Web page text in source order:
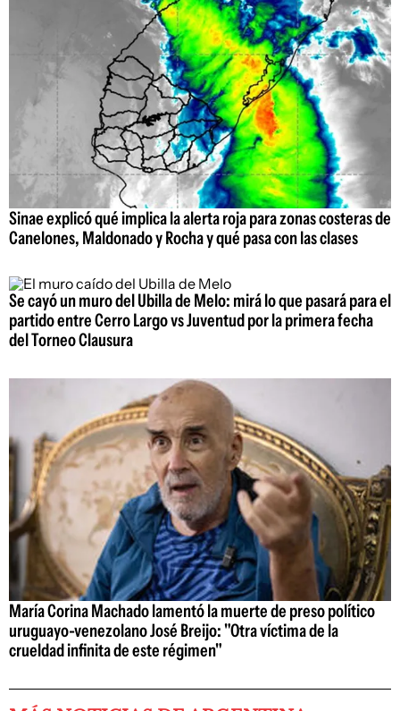
Sinae explicó qué implica la alerta roja para zonas costeras de
Canelones, Maldonado y Rocha y qué pasa con las clases
Se cayó un muro del Ubilla de Melo: mirá lo que pasará para el
partido entre Cerro Largo vs Juventud por la primera fecha
del Torneo Clausura
María Corina Machado lamentó la muerte de preso político
uruguayo-venezolano José Breijo: "Otra víctima de la
crueldad infinita de este régimen"